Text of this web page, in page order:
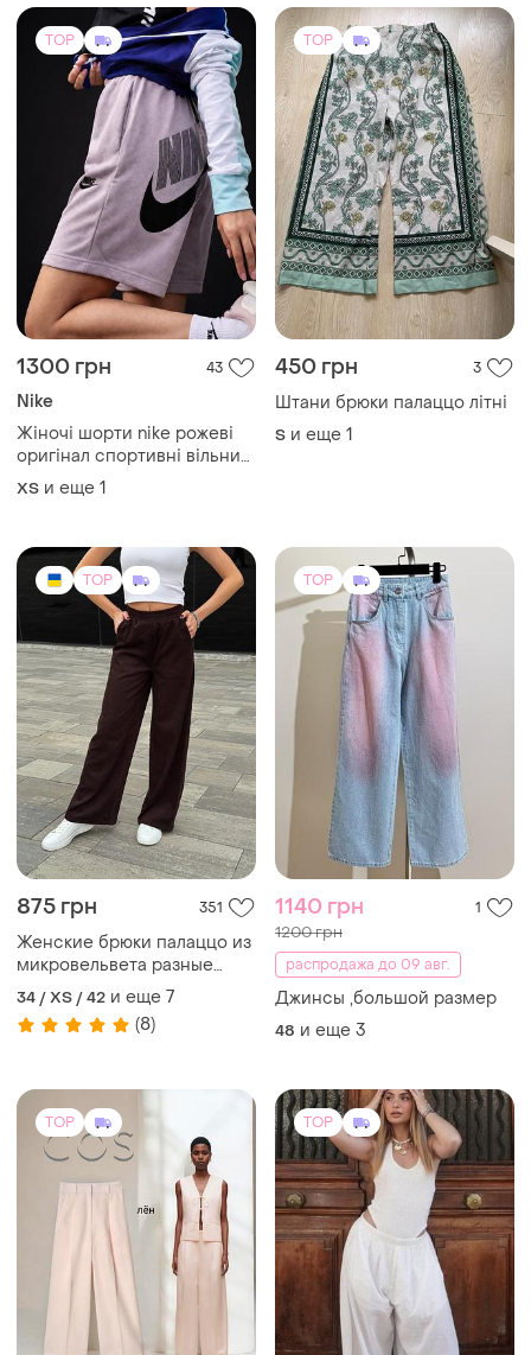
TOP
1300 грн 43
Nike
Жіночі шорти nike рожеві
оригінал спортивні вільний
фасон женские шорты nike
розовые оригинал
фасон
ХS и еще 1
TOP
450 грн 3
Штани брюки палаццо літні
S и еще 1
TOP
875 грн 351
Женские брюки палаццо из
микровельвета разные
цвета 42-56 xs-4xl
34 / XS / 42 и еще 7
(8)
TOP
1140 грн 1
1200 грн
распродажа до 09 авг.
Джинсы ,большой размер
48 и еще 3
TOP TOP